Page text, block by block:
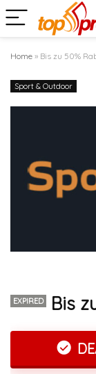
Home » Bis zu 50%
Sport & Outdoor
EXPIRED Bis